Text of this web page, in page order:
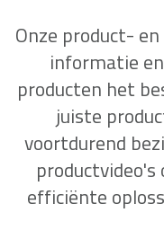
Onze product-
informatie
producten het
juiste
voortdurend
efficiënte